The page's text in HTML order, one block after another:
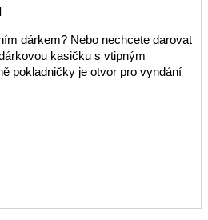
dárkem? Nebo nechcete darovat
kasičku s vtipným
pokladničky je otvor pro vyndání